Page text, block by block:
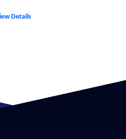
Details